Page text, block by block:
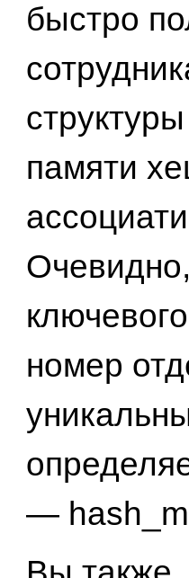
быстро
памяти
номер
—